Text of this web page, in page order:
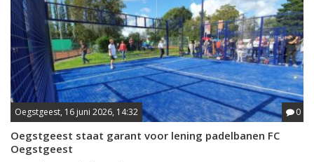
Oegstgeest, 16 juni 2026, 14:32 0
Oegstgeest staat garant voor lening padelbanen FC
Oegstgeest